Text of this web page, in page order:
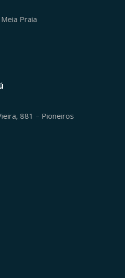
Praia
881 – Pioneiros